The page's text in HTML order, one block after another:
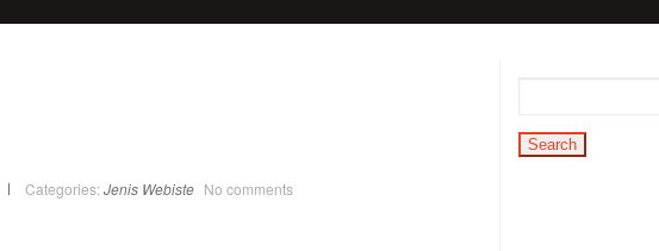
Categories: Jenis Webiste No comments